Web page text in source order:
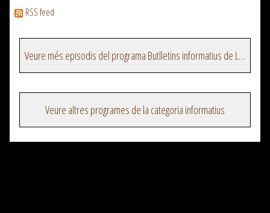
RSS feed
Veure més episodis del programa Butlletins informatius de La Xarxa
Veure altres programes de la categoria informatius